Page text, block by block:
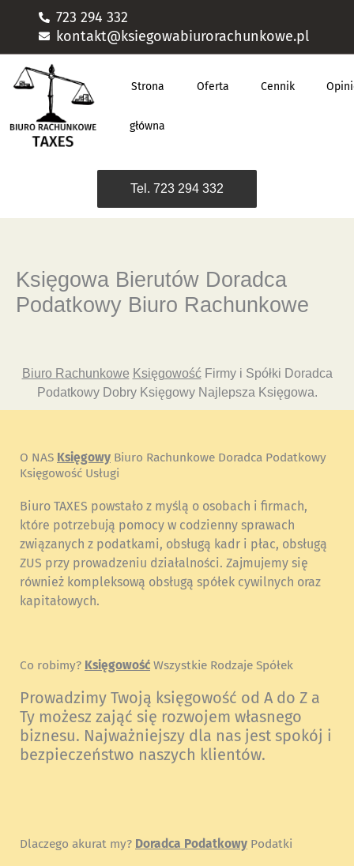
723 294 332
kontakt@ksiegowabiurorachunkowe.pl
Strona
główna
Oferta Cennik
Tel. 723 294 332
Księgowa Bierutów Doradca
Podatkowy Biuro Rachunkowe
Biuro Rachunkowe KsięgowośćFirmy i Spółki Doradca
Podatkowy Dobry Księgowy Najlepsza Księgowa.
O NAS Księgowy Biuro Rachunkowe Doradca Podatkowy
Księgowość Usługi
Biuro TAXES powstało z myślą o osobach i firmach,
które potrzebują pomocy w codzienny sprawach
związanych z podatkami, obsługą kadr i płac, obsługą
ZUS przy prowadzeniu działalności. Zajmujemy się
również kompleksową obsługą spółek cywilnych oraz
kapitałowych.
Co robimy? Księgowość Wszystkie Rodzaje Spółek
Prowadzimy Twoją księgowość od A do Z a
Ty możesz zająć się rozwojem własnego
biznesu. Najważniejszy dla nas jest spokój i
bezpieczeństwo naszych klientów.
Dlaczego akurat my? Doradca Podatkowy Podatki